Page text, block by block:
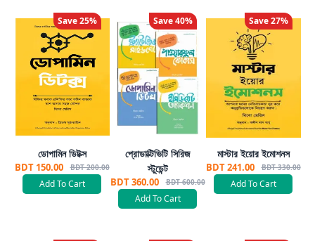
Save25%
ডোপামিন ডিটক্স
BDT 150.00 BDT 200.00
Add To Cart
Save40%
প্রোডাক্টিভিটি সিরিজ
স্টুডেন্ট
BDT 360.00 BDT 600.00
Add To Cart
Save27%
মাস্টার ইয়োর ইমোশনস
BDT 241.00 BDT 330.00
Add To Cart